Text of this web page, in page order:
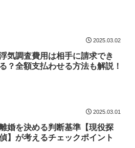
2025.03.02
気調査費用は相手に請求でき
る？全額支払わせる方法も解説！
2025.03.01
婚を決める判断基準【現役探
】が考えるチェックポイント